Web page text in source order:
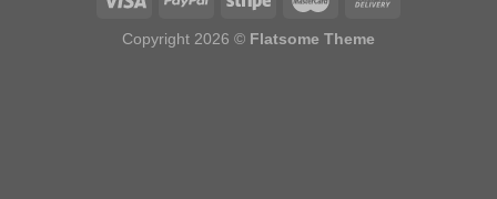
Copyright 2026 © Flatsome Theme